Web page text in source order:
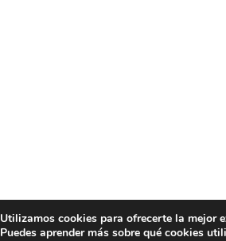
Utilizamos cookies para ofrecerte la mejor
Puedes aprender más sobre qué cookies